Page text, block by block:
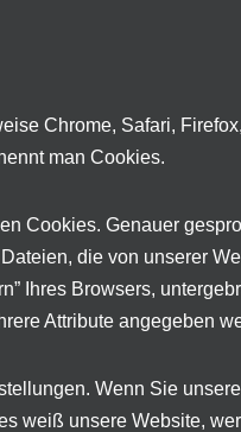
Chrome, Safari,
man Cookies.
Cookies. Genauer
die von unserer
Ihres Browsers,
Attribute angegeben
Wenn Sie
weiß unsere Website,